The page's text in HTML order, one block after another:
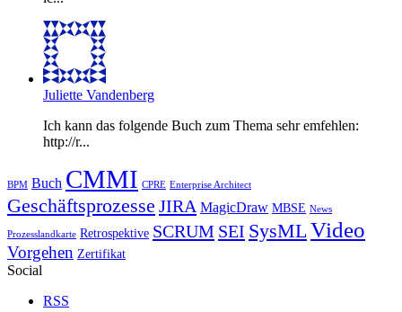
Juliette Vandenberg
Ich kann das folgende Buch zum Thema sehr emfehlen:
http://r...
BPM Buch CMMI CPRE Enterprise Architect
Geschäftsprozesse JIRA MagicDraw MBSE News
Prozesslandkarte Retrospektive SCRUM SEI SysMLVideo
Vorgehen Zertifikat
Social
RSS